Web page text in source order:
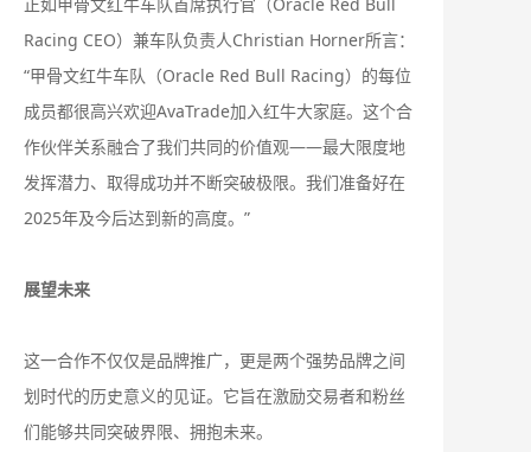
Racing CEO）兼车队负责人Christian Horner所言：
“甲骨文红牛车队（Oracle Red Bull Racing）的每位
成员都很高兴欢迎AvaTrade加入红牛大家庭。这个合
作伙伴关系融合了我们共同的价值观——最大限度地
发挥潜力、取得成功并不断突破极限。我们准备好在
2025年及今后达到新的高度。”
展望未来
这一合作不仅仅是品牌推广，更是两个强势品牌之间
划时代的历史意义的见证。它旨在激励交易者和粉丝
们能够共同突破界限、拥抱未来。